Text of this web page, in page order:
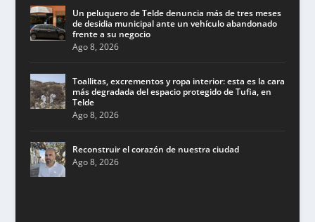
Un peluquero de Telde denuncia más de tres meses
de desidia municipal ante un vehículo abandonado
frente a su negocio
Ago 8, 2026
Toallitas, excrementos y ropa interior: esta es la cara
más degradada del espacio protegido de Tufia, en
Telde
Ago 8, 2026
Reconstruir el corazón de nuestra ciudad
Ago 8, 2026